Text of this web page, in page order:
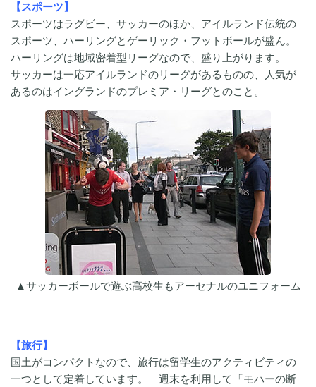
【スポーツ】
スポーツはラグビー、サッカーのほか、アイルランド伝統の
スポーツ、ハーリングとゲーリック・フットボールが盛ん。
ハーリングは地域密着型リーグなので、盛り上がります。
サッカーは一応アイルランドのリーグがあるものの、人気が
あるのはイングランドのプレミア・リーグとのこと。
▲サッカーボールで遊ぶ高校生もアーセナルのユニフォーム
【旅行】
国土がコンパクトなので、旅行は留学生のアクティビティの
一つとして定着しています。 週末を利用して「モハーの断